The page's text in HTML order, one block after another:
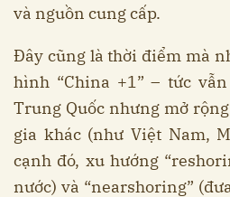
và nguồn cung cấp.
Đây cũng là thời điểm mà
hình “China +1” – tức
Trung Quốc nhưng mở
gia khác (như Việt Nam,
cạnh đó, xu hướng
nước) và “nearshoring”